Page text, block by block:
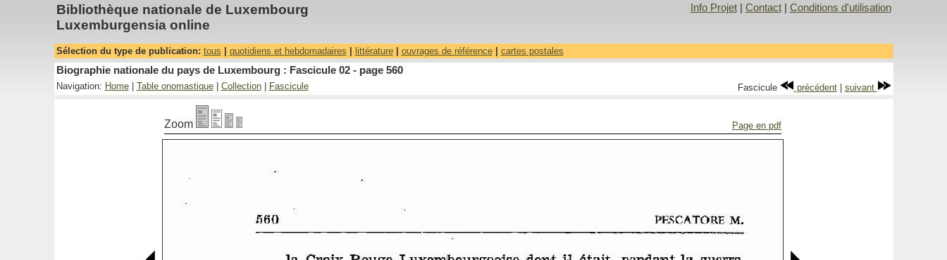
Bibliothèque nationale de Luxembourg
Luxemburgensia online
Info Projet| Contact| Conditions d'utilisation
Sélection du type de publication: tous quotidiens et hebdomadaires littérature| ouvrages de référence| cartes postales
Biographie nationale du pays de Luxembourg : Fascicule 02 - page 560
Navigation: Home| Table onomastique| Collection| Fascicule Fascicule précédent| suivant
Zoom Page en pdf